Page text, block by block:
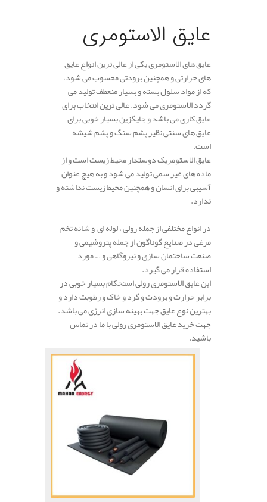
عایق الاستومری
عایق های الاستومری یکی از عالی ترین انواع عایق
های حرارتی و همچنین برودتی محسوب می شود،
که از مواد سلول بسته و بسیار منعطف تولید می
گردد الاستومری می شود. عالی ترین انتخاب برای
عایق کاری می باشد و جایگزین بسیار خوبی برای
عایق های سنتی نظیر پشم سنگ و پشم شیشه
است.
عایق الاستومریک دوستدار محیط زیست است و از
ماده های غیر سمی تولید می شود و به هیچ عنوان
آسیبی برای انسان و همچنین محیط زیست نداشته و
ندارد.
در انواع مختلفی از جمله رولی ، لوله ای و شانه تخم
مرغی در صنایع گوناگون از جمله پتروشیمی و
صنعت ساختمان سازی و نیروگاهی و … مورد
استفاده قرار می گیرد.
این عایق الاستومری رولی استحکام بسیار خوبی در
برابر حرارت و برودت و گرد و خاک و رطوبت دارد و
بهترین نوع عایق جهت بهینه سازی انرژی می باشد.
جهت خرید عایق الاستومری رولی با ما در تماس
باشید.